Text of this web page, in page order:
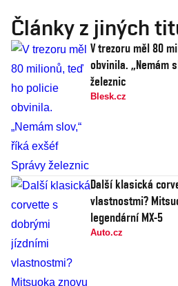
Články z jiných
V trezoru měl 80
obvinila. „Nemám
železnic
Blesk.cz
Další klasická
vlastnostmi?
legendární MX-5
Auto.cz